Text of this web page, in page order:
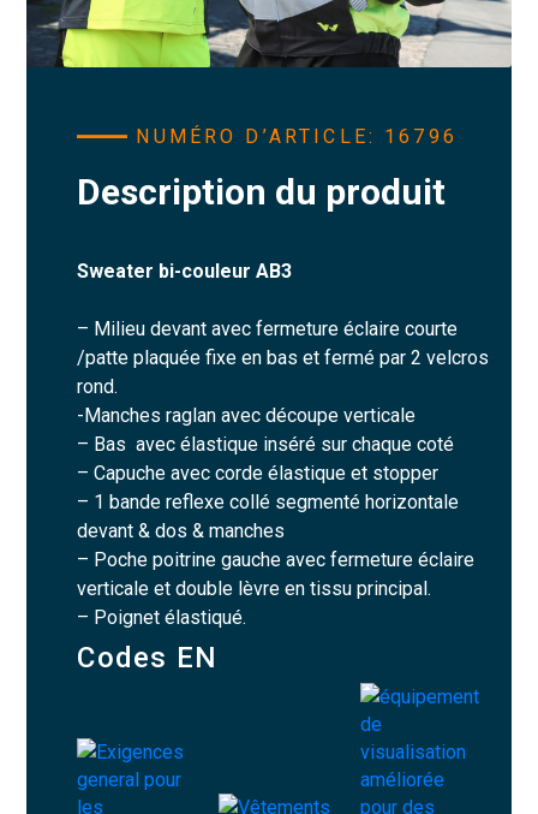
NUMÉRO D’ARTICLE: 16796
Description du produit
Sweater bi-couleur AB3
– Milieu devant avec fermeture éclaire courte
/patte plaquée fixe en bas et fermé par 2 velcros
rond.
-Manches raglan avec découpe verticale
– Bas avec élastique inséré sur chaque coté
– Capuche avec corde élastique et stopper
– 1 bande reflexe collé segmenté horizontale
devant & dos & manches
– Poche poitrine gauche avec fermeture éclaire
verticale et double lèvre en tissu principal.
– Poignet élastiqué.
Codes EN